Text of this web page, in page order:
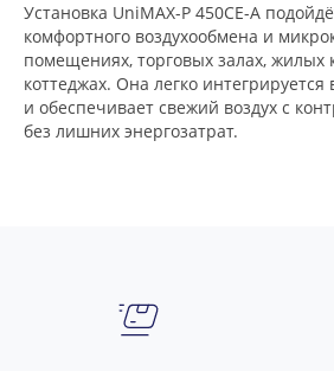
Установка UniMAX-P 450CE-A
комфортного воздухообмена и
помещениях, торговых залах, жилых
коттеджах. Она легко
и обеспечивает свежий воздух с
без лишних энергозатрат.